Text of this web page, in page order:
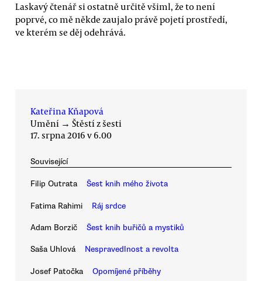
Laskavý čtenář si ostatně určitě všiml, že to není
poprvé, co mě někde zaujalo právě pojetí prostředí,
ve kterém se děj odehrává.
Kateřina Kňapová
Umění → Štěstí z šesti
17. srpna 2016 v 6.00
Související
Filip Outrata Šest knih mého života
Fatima Rahimi Ráj srdce
Adam Borzič Šest knih buřičů a mystiků
Saša Uhlová Nespravedlnost a revolta
Josef Patočka Opomíjené příběhy